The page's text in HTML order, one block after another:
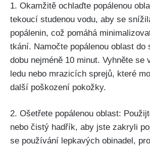
1. Okamžitě ⁣ochlaďte popálenou⁣
tekoucí studenou vodu, aby ⁣se
popálenin,⁤ což pomáhá
tkání. Namočte ⁢popálenou oblast do
‌dobu nejméně 10 minut. ⁣Vyhněte se
ledu nebo mrazicích sprejů,‌ které
další⁤ poškození ⁢pokožky.
2. Ošetřete popálenou oblast:
nebo čistý hadřík, aby jste zakryli
se používání ‌lepkavých obinadel,